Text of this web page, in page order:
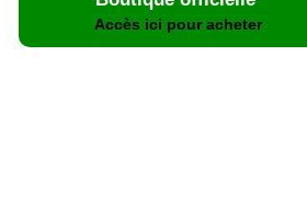
Accès ici pour acheter